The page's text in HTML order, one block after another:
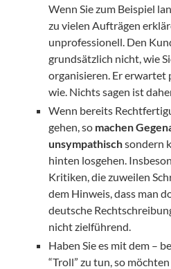
Wenn Sie zum Beispiel
zu vielen Aufträgen
unprofessionell. Den
grundsätzlich nicht, wie
organisieren. Er erwartet
wie. Nichts sagen ist
Wenn bereits
gehen, so machen
unsympathischsondern
hinten losgehen.
Kritiken, die zuweilen
dem Hinweis, dass man
deutsche
nicht zielführend.
Haben Sie es mit dem –
“Troll” zu tun, so